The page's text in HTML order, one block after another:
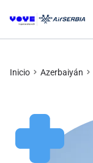
Inicio Azerbaiyán